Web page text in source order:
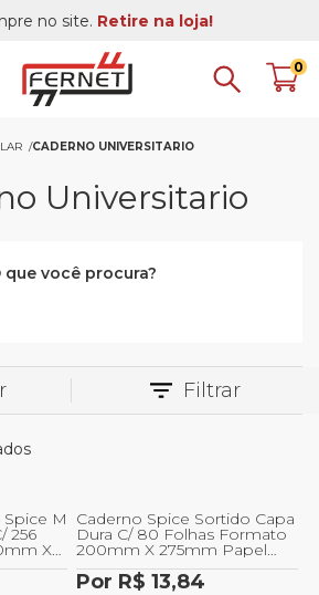
0
no site. Retire na loja!
CADERNO UNIVERSITARIO
Universitario
que você procura?
Filtrar
Spice M
256
X
Caderno Spice Sortido Capa
Dura C/ 80 Folhas Formato
200mm X 275mm Papel
56g/m
Por R$ 13,84